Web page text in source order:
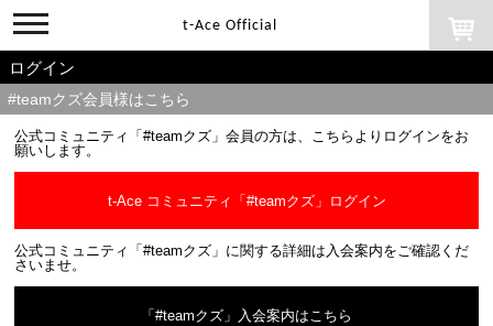
toggle
navigation
t-Ace Official
ログイン
#teamクズ会員様はこちら
公式コミュニティ「#teamクズ」会員の方は、こちらよりログインをお
願いします。
t-Ace コミュニティ「#teamクズ」ログイン
公式コミュニティ「#teamクズ」に関する詳細は入会案内をご確認くだ
さいませ。
「#teamクズ」入会案内はこちら